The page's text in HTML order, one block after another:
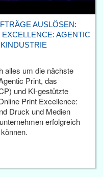
AUSLÖSEN:
AGENTIC
alles um die nächste
Print, das
und KI-gestützte
Print Excellence:
Druck und Medien
erfolgreich